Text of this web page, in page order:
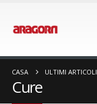
CASA ULTIMI ARTICOLI
Cure